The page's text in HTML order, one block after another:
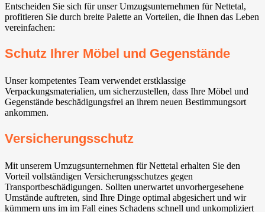
Entscheiden Sie sich für unser Umzugsunternehmen für Nettetal,
profitieren Sie durch breite Palette an Vorteilen, die Ihnen das Leben
vereinfachen:
Schutz Ihrer Möbel und Gegenstände
Unser kompetentes Team verwendet erstklassige
Verpackungsmaterialien, um sicherzustellen, dass Ihre Möbel und
Gegenstände beschädigungsfrei an ihrem neuen Bestimmungsort
ankommen.
Versicherungsschutz
Mit unserem Umzugsunternehmen für Nettetal erhalten Sie den
Vorteil vollständigen Versicherungsschutzes gegen
Transportbeschädigungen. Sollten unerwartet unvorhergesehene
Umstände auftreten, sind Ihre Dinge optimal abgesichert und wir
kümmern uns im im Fall eines Schadens schnell und unkompliziert